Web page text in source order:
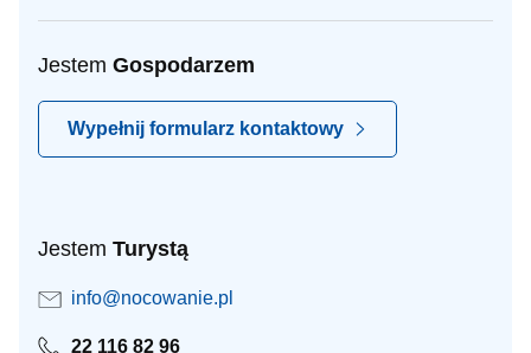
Jestem Gospodarzem
Wypełnij formularz kontaktowy
Jestem Turystą
info@nocowanie.pl
22 116 82 96